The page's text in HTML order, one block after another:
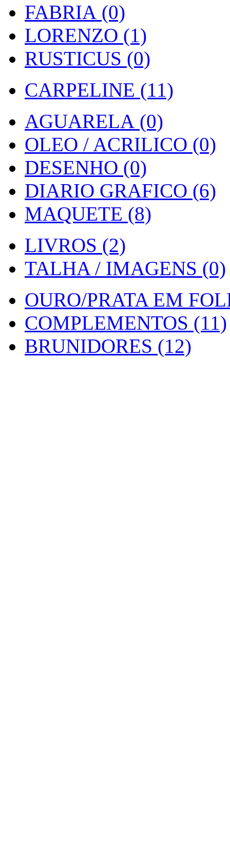
FABRIA (0)
LORENZO (1)
RUSTICUS (0)
CARPELINE (11)
AGUARELA (0)
OLEO / ACRILICO (0)
DESENHO (0)
DIARIO GRAFICO (6)
MAQUETE (8)
LIVROS (2)
TALHA / IMAGENS (0)
OURO/PRATA EM
COMPLEMENTOS (11)
BRUNIDORES (12)